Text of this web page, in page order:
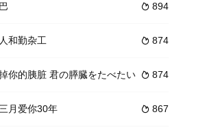
下成为国际大盗。长大
四只手，四只脚…然而天神宙斯妒忌人类太幸福，于
 894
 874
和勤杂工
 874
你的胰脏 君の膵臓をたべたい
 867
月爱你30年